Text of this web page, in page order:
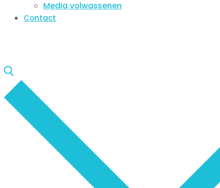
Media volwassenen
Contact